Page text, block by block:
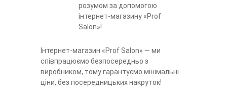
розумом за допомогою
інтернет-магазину «Prof
Salon»!
Інтернет-магазин «Prof Salon» — ми
співпрацюємо безпосередньо з
виробником, тому гарантуємо мінімальні
ціни, без посередницьких накруток!